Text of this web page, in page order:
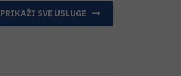
PRIKAŽI SVE USLUGE